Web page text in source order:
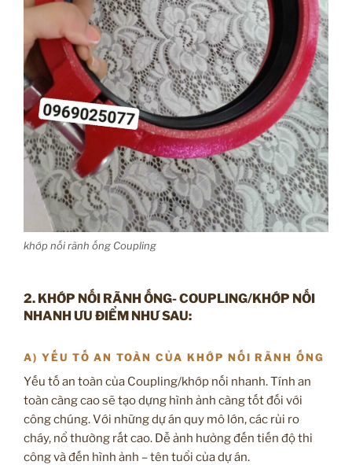
khớp nối rãnh ống Coupling
2. KHỚP NỐI RÃNH ỐNG- COUPLING/KHỚP NỐI
NHANH ƯU ĐIỂM NHƯ SAU:
A) YẾU TỐ AN TOÀN CỦA KHỚP NỐI RÃNH ỐNG
Yếu tố an toàn của Coupling/khớp nối nhanh. Tính an
toàn càng cao sẽ tạo dựng hình ảnh càng tốt đối với
công chúng. Với những dự án quy mô lớn, các rủi ro
cháy, nổ thường rất cao. Dễ ảnh hưởng đến tiến độ thi
công và đến hình ảnh – tên tuổi của dự án.